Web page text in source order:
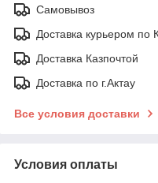
Самовывоз
Доставка курьером по
Доставка Казпочтой
Доставка по г.Актау
Все условия доставки
Условия оплаты